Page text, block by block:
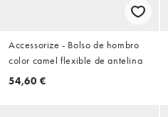
Accessorize - Bolso de hombro
color camel flexible de antelina
54,60 €